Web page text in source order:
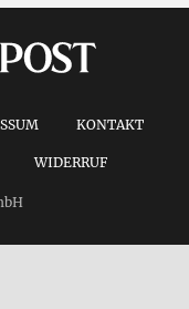
KONTAKT
WIDERRUF